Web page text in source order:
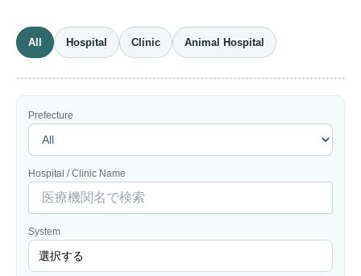
All Hospital Clinic Animal Hospital
Prefecture
Hospital / Clinic Name
System
選択する